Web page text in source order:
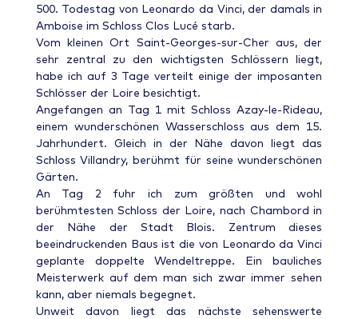
500. Todestag von Leonardo da Vinci, der damals in
Amboise im Schloss Clos Lucé starb.
Vom kleinen Ort Saint-Georges-sur-Cher aus, der
sehr zentral zu den wichtigsten Schlössern liegt,
habe ich auf 3 Tage verteilt einige der imposanten
Schlösser der Loire besichtigt.
Angefangen an Tag 1 mit Schloss Azay-le-Rideau,
einem wunderschönen Wasserschloss aus dem 15.
Jahrhundert. Gleich in der Nähe davon liegt das
Schloss Villandry, berühmt für seine wunderschönen
Gärten.
An Tag 2 fuhr ich zum größten und wohl
berühmtesten Schloss der Loire, nach Chambord in
der Nähe der Stadt Blois. Zentrum dieses
beeindruckenden Baus ist die von Leonardo da Vinci
geplante doppelte Wendeltreppe. Ein bauliches
Meisterwerk auf dem man sich zwar immer sehen
kann, aber niemals begegnet.
Unweit davon liegt das nächste sehenswerte